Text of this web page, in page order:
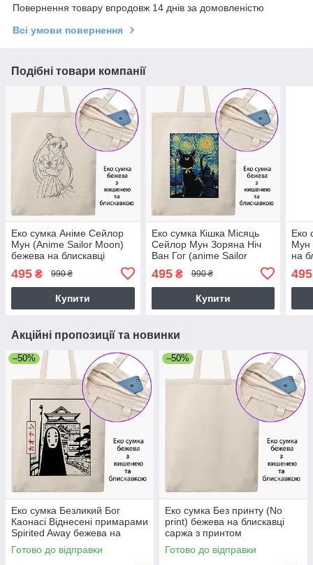
Повернення товару впродовж 14 днів за домовленістю
Всі умови повернення
Подібні товари компанії
Еко сумка Аніме Сейлор
Мун (Anime Sailor Moon)
бежева на блискавці
495 ₴ 990 ₴
Купити
Еко сумка Кішка Місяць
Сейлор Мун Зоряна Ніч
Ван Гог (anime Sailor
Moon Cats and van Gogh)
бежева на блискавці
саржа з принтом
495₴ 990 ₴
Купити
Еко
Мун
на
495
Акційні пропозиції та новинки
–50%
Еко сумка Безликий Бог
Каонасі Віднесені примарами
Spirited Away бежева на
блискавці саржа з принтом
Готово до відправки
–50%
Еко сумка Без принту (No
print) бежева на блискавці
саржа з принтом
Готово до відправки